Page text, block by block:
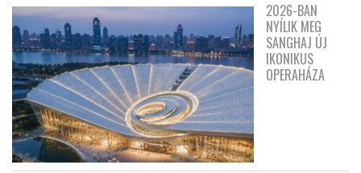
2026-BAN
NYÍLIK MEG
SANGHAJ ÚJ
IKONIKUS
OPERAHÁZA